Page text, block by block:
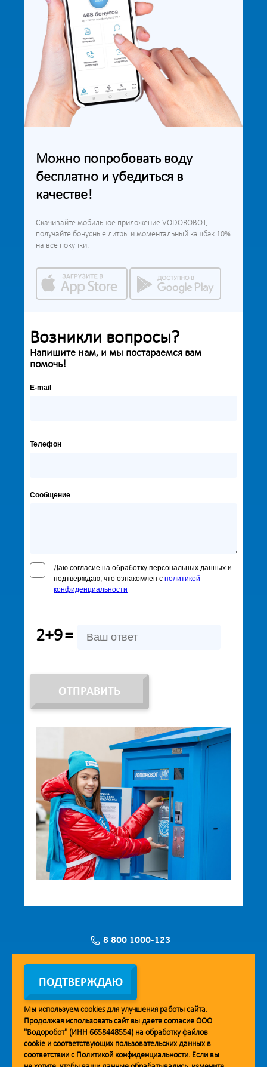
Можно попробовать воду
бесплатно и убедиться в
качестве!
Скачивайте мобильное приложение VODOROBOT,
получайте бонусные литры и моментальный кэшбэк 10%
на все покупки.
Возникли вопросы?
Напишите нам, и мы постараемся вам
помочь!
E-mail
Телефон
Сообщение
Даю согласие на обработку персональных данных и
подтверждаю, что ознакомлен с политикой
конфиденциальности
2+9=
ОТПРАВИТЬ
8 800 1000-123
Заявка на установку
Мобильное приложение Vodorobot
ПОДТВЕРЖДАЮ
Мы используем cookiesдля улучшения работы сайта.
Продолжая использовать сайт вы даете согласие ООО
"Водоробот" (ИНН 6658448554) на обработку файлов
cookie и соответствующих пользовательских данных в
соответствии с Политикой конфиденциальности. Если вы